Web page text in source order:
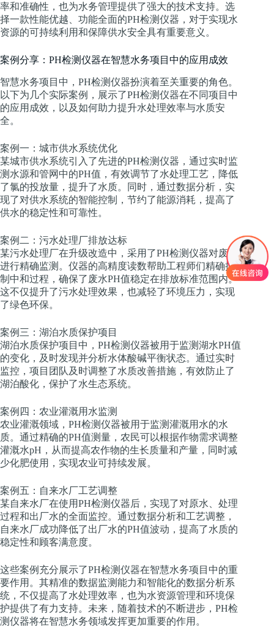
率和准确性，也为水务管理提供了强大的技术支持。选
择一款性能优越、功能全面的PH检测仪器，对于实现水
资源的可持续利用和保障供水安全具有重要意义。
案例分享：PH检测仪器在智慧水务项目中的应用成效
智慧水务项目中，PH检测仪器扮演着至关重要的角色。
以下为几个实际案例，展示了PH检测仪器在不同项目中
的应用成效，以及如何助力提升水处理效率与水质安
全。
案例一：城市供水系统优化
某城市供水系统引入了先进的PH检测仪器，通过实时监
测水源和管网中的PH值，有效调节了水处理工艺，降低
了氯的投放量，提升了水质。同时，通过数据分析，实
现了对供水系统的智能控制，节约了能源消耗，提高了
供水的稳定性和可靠性。
案例二：污水处理厂排放达标
某污水处理厂在升级改造中，采用了PH检测仪器对废水
进行精确监测。仪器的高精度读数帮助工程师们精确控
制中和过程，确保了废水PH值稳定在排放标准范围内。
这不仅提升了污水处理效果，也减轻了环境压力，实现
了绿色环保。
案例三：湖泊水质保护项目
湖泊水质保护项目中，PH检测仪器被用于监测湖水PH值
的变化，及时发现并分析水体酸碱平衡状态。通过实时
监控，项目团队及时调整了水质改善措施，有效防止了
湖泊酸化，保护了水生态系统。
案例四：农业灌溉用水监测
农业灌溉领域，PH检测仪器被用于监测灌溉用水的水
质。通过精确的PH值测量，农民可以根据作物需求调整
灌溉水pH，从而提高农作物的生长质量和产量，同时减
少化肥使用，实现农业可持续发展。
案例五：自来水厂工艺调整
某自来水厂在使用PH检测仪器后，实现了对原水、处理
过程和出厂水的全面监控。通过数据分析和工艺调整，
自来水厂成功降低了出厂水的PH值波动，提高了水质的
稳定性和顾客满意度。
这些案例充分展示了PH检测仪器在智慧水务项目中的重
要作用。其精准的数据监测能力和智能化的数据分析系
统，不仅提高了水处理效率，也为水资源管理和环境保
护提供了有力支持。未来，随着技术的不断进步，PH检
测仪器将在智慧水务领域发挥更加重要的作用。